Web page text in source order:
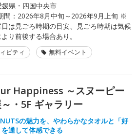
媛県・四国中央市
間： 2026年8月中旬～2026年9月上旬 ※
日は見ごろ時期の目安、見ごろ時期は気候
り前後する場合あり。
ビティ 無料イベント
Happiness ～スヌーピー
・5F ギャラリー
の魅力を、やわらかなタオルと「好
を通して体感できる